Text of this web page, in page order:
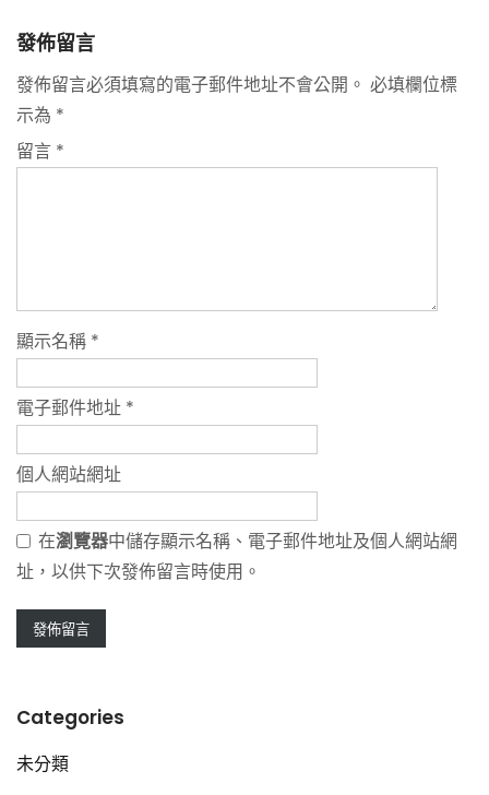
發佈留言
發佈留言必須填寫的電子郵件地址不會公開。 必填欄位標
示為 *
留言 *
顯示名稱 *
電子郵件地址 *
個人網站網址
在瀏覽器中儲存顯示名稱、電子郵件地址及個人網站網
址，以供下次發佈留言時使用。
Categories
未分類